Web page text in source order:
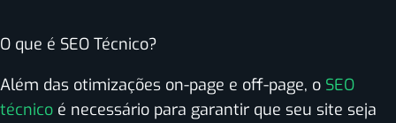
O que é SEO Técnico?
Além das otimizações on-page e off-page, o SEO
técnico é necessário para garantir que seu site seja